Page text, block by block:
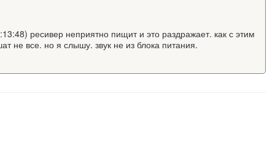
ресивер неприятно пищит и это раздражает. как с этим
не все. но я слышу. звук не из блока питания.